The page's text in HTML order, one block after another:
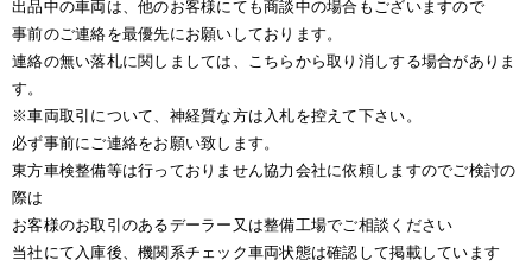
出品中の車両は、他のお客様にても商談中の場合もございますので
事前のご連絡を最優先にお願いしております。
連絡の無い落札に関しましては、こちらから取り消しする場合がありま
す。
※車両取引について、神経質な方は入札を控えて下さい。
必ず事前にご連絡をお願い致します。
東方車検整備等は行っておりません協力会社に依頼しますのでご検討の
際は
お客様のお取引のあるデーラー又は整備工場でご相談ください
当社にて入庫後、機関系チェック車両状態は確認して掲載しています